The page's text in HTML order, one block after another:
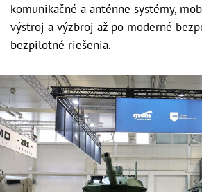
komunikačné a anténne systémy,
výstroj a výzbroj až po moderné
bezpilotné riešenia.